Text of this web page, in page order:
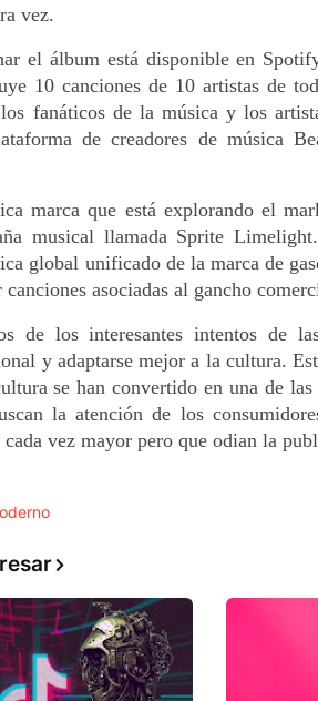
vez.
el álbum está disponible en
10 canciones de 10 artistas de
fanáticos de la música y los
de creadores de música
marca que está explorando el
musical llamada Sprite
global unificado de la marca de
canciones asociadas al gancho
de los interesantes intentos de
y adaptarse mejor a la cultura.
se han convertido en una de
la atención de los
vez mayor pero que odian la